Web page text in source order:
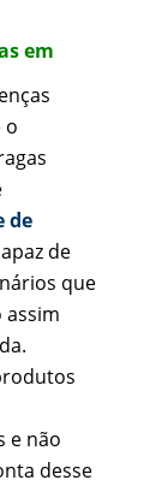
em
o
de
de
que
e não
desse